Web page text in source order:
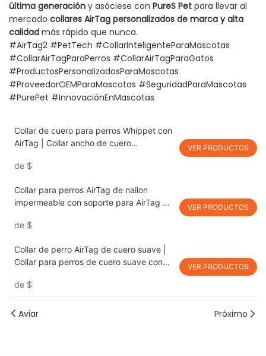
última generación y asóciese con PureS Pet para llevar al
mercado collares AirTag personalizados de marca y alta
calidad más rápido que nunca.
#AirTag2 #PetTech #CollarInteligenteParaMascotas
#CollarAirTagParaPerros #CollarAirTagParaGatos
#ProductosPersonalizadosParaMascotas
#ProveedorOEMParaMascotas #SeguridadParaMascotas
#PurePet #InnovaciónEnMascotas
Collar de cuero para perros Whippet con
AirTag | Collar ancho de cuero
PSP-396
de $
VER PRODUCTOS
Collar para perros AirTag de nailon
impermeable con soporte para AirTag de
de $
VER PRODUCTOS
Collar de perro AirTag de cuero suave |
Collar para perros de cuero suave con
de $
VER PRODUCTOS
Aviar Próximo